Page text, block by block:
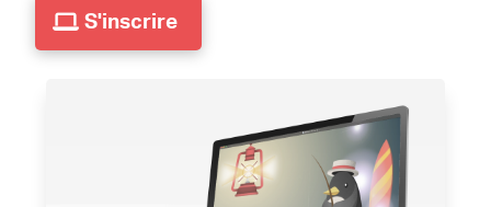
S'inscrire